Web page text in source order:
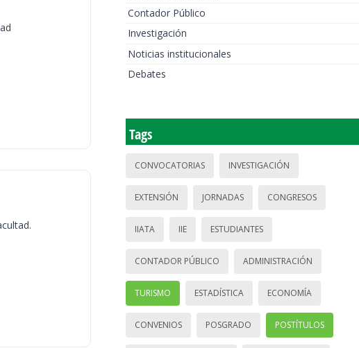
Contador Público
Investigación
Noticias institucionales
Debates
Tags
CONVOCATORIAS INVESTIGACIÓN
EXTENSIÓN JORNADAS CONGRESOS
IIATA IIE ESTUDIANTES
CONTADOR PÚBLICO ADMINISTRACIÓN
TURISMO ESTADÍSTICA ECONOMÍA
CONVENIOS POSGRADO POSTÍTULOS